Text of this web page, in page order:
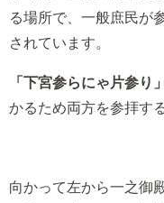
る場所で、一般庶民が
されています。
「下宮参らにゃ片参り」
かるため両方を参拝す
向かって左から一之御